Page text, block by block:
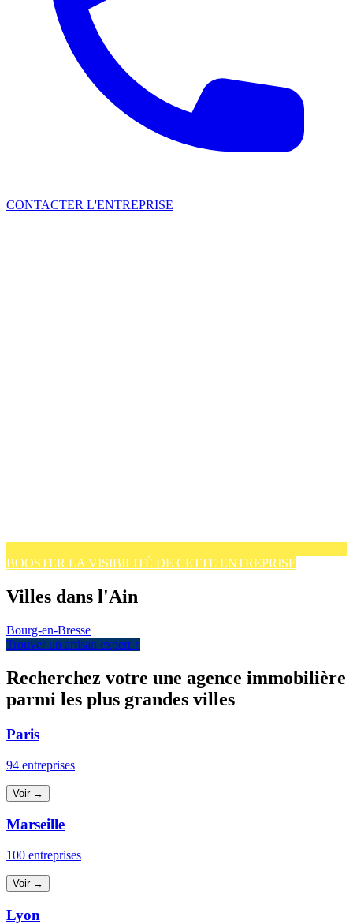
CONTACTER L'ENTREPRISE
BOOSTER LA VISIBILITÉ DE CETTE ENTREPRISE
Villes dans l'Ain
Bourg-en-Bresse
Trouver un artisan expert ↑
Recherchez votre une agence immobilière
parmi les plus grandes villes
Paris
94 entreprises
Voir →
Marseille
100 entreprises
Voir →
Lyon